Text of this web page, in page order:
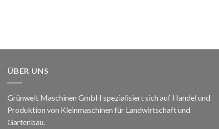
ÜBER UNS
Grünwelt Maschinen GmbH spezialisiert sich auf Handel und
Produktion von Kleinmaschinen für Landwirtschaft und
Gartenbau.